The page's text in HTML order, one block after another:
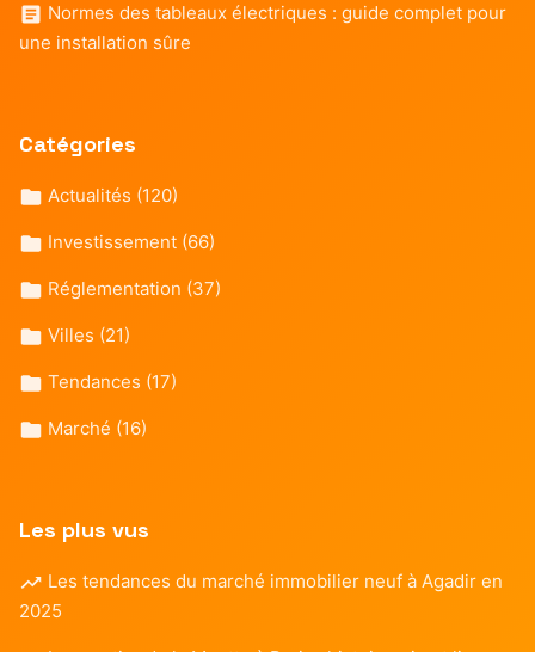
Normes des tableaux électriques : guide complet pour
une installation sûre
Catégories
Actualités (120)
Investissement (66)
Réglementation (37)
Villes (21)
Tendances (17)
Marché (16)
Les plus vus
Les tendances du marché immobilier neuf à Agadir en
2025